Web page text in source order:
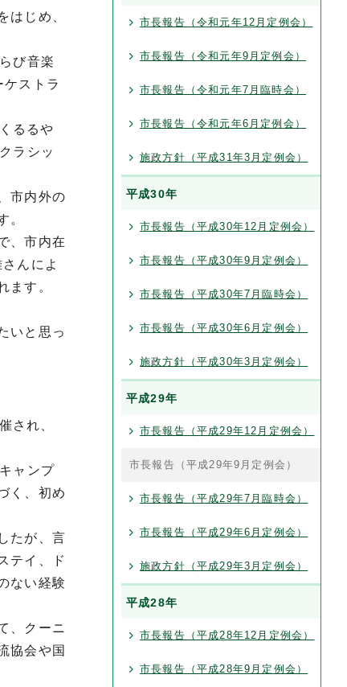
はじめ、
び音楽
ストラ
るるや
ラシッ
市内外の
。
、市内在
んによ
ます。
いと思っ
され、
ャンプ
く、初め
たが、言
テイ、ド
ない経験
、クーニ
協会や国
市長報告（令和元年12月定例会）
市長報告（令和元年9月定例会）
市長報告（令和元年7月臨時会）
市長報告（令和元年6月定例会）
施政方針（平成31年3月定例会）
平成30年
市長報告（平成30年12月定例会）
市長報告（平成30年9月定例会）
市長報告（平成30年7月臨時会）
市長報告（平成30年6月定例会）
施政方針（平成30年3月定例会）
平成29年
市長報告（平成29年12月定例会）
市長報告（平成29年9月定例会）
市長報告（平成29年7月臨時会）
市長報告（平成29年6月定例会）
施政方針（平成29年3月定例会）
平成28年
市長報告（平成28年12月定例会）
市長報告（平成28年9月定例会）